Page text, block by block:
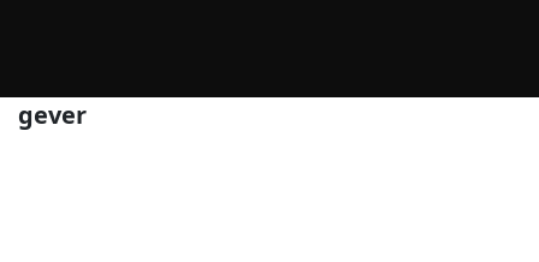
gever